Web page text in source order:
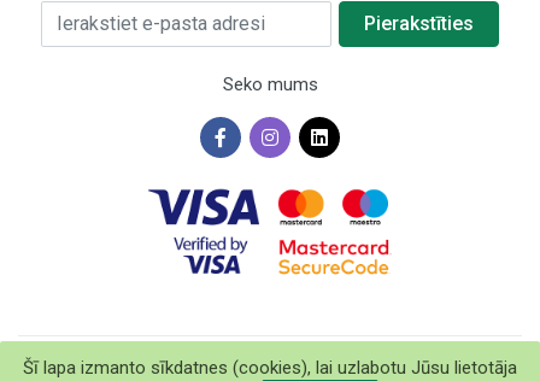
Šī lapa izmanto sīkdatnes (cookies), lai uzlabotu Jūsu lietotāja
Ierakstiet e-pasta adresi Pierakstīties
Seko mums
©2026 HealthAid Baltics SIA. Visas tiesības aizsargātas.